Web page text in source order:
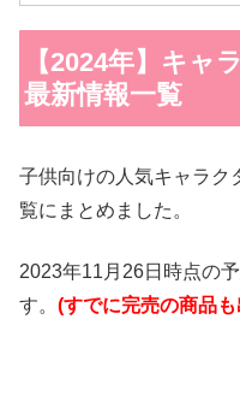
【2024年】キャ
最新情報一覧
子供向けの人気キャラク
覧にまとめました。
2023年11月26日時点の
す。 (すでに完売の商品